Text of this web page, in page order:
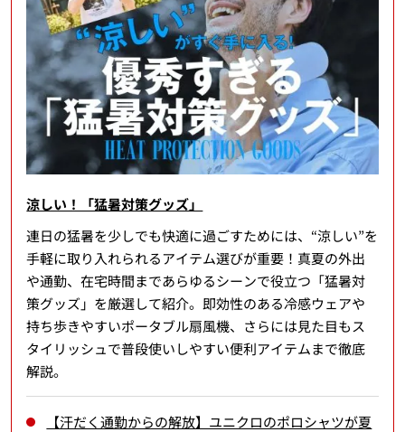
涼しい！「猛暑対策グッズ」
連日の猛暑を少しでも快適に過ごすためには、“涼しい”を
手軽に取り入れられるアイテム選びが重要！真夏の外出
や通勤、在宅時間まであらゆるシーンで役立つ「猛暑対
策グッズ」を厳選して紹介。即効性のある冷感ウェアや
持ち歩きやすいポータブル扇風機、さらには見た目もス
タイリッシュで普段使いしやすい便利アイテムまで徹底
解説。
【汗だく通勤からの解放】ユニクロのポロシャツが夏